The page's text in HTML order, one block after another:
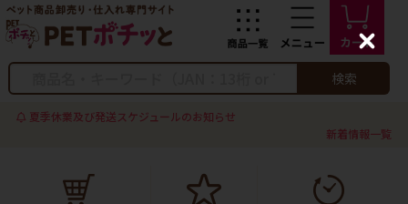
検索
夏季休業及び発送スケジュールのお知らせ
新着情報一覧
C
l
s